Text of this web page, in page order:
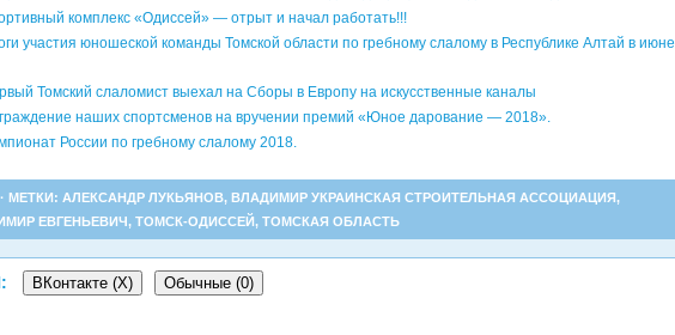
комплекс «Одиссей» — отрыт и начал работать!!!
участия юношеской команды Томской области по гребному слалому в Республике Алтай в июне
Томский слаломист выехал на Сборы в Европу на искусственные каналы
наших спортсменов на вручении премий «Юное дарование — 2018».
России по гребному слалому 2018.
МЕТКИ: АЛЕКСАНДР ЛУКЬЯНОВ, ВЛАДИМИР УКРАИНСКАЯ СТРОИТЕЛЬНАЯ АССОЦИАЦИЯ,
ЕВГЕНЬЕВИЧ, ТОМСК-ОДИССЕЙ, ТОМСКАЯ ОБЛАСТЬ
ВКонтакте (X) Обычные (0)